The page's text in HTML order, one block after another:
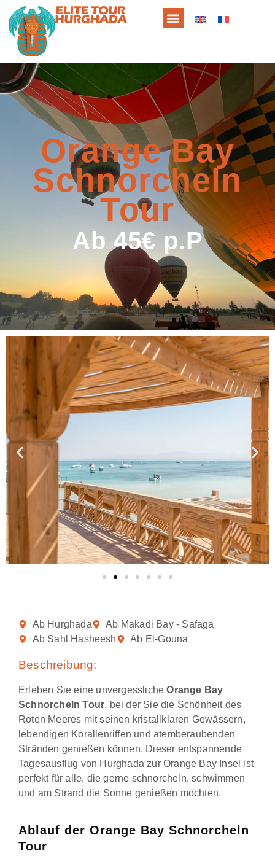
Orange Bay
Schnorcheln
Tour
Ab 45€ p.P
Ab Hurghada
Ab Makadi Bay - Safaga
Ab Sahl Hasheesh
Ab El-Gouna
Beschreibung:
Erleben Sie eine unvergesslicheOrange Bay
Schnorcheln Tour, bei der Sie die Schönheit des
Roten Meeres mit seinen kristallklaren Gewässern,
lebendigen Korallenriffen und atemberaubenden
Stränden genießen können. Dieser entspannende
Tagesausflug von Hurghada zur Orange Bay Insel ist
perfekt für alle, die gerne schnorcheln, schwimmen
und am Strand die Sonne genießen möchten.
Ablauf der Orange Bay Schnorcheln
Tour